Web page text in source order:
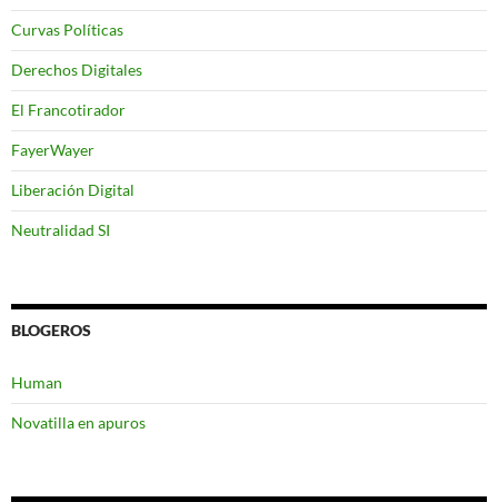
Curvas Políticas
Derechos Digitales
El Francotirador
FayerWayer
Liberación Digital
Neutralidad SI
BLOGEROS
Human
Novatilla en apuros